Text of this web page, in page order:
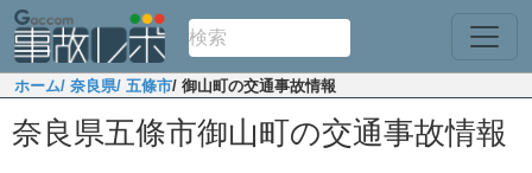
ホーム/ 奈良県/ 五條市/ 御山町の交通事故情報
奈良県五條市御山町の交通事故情報